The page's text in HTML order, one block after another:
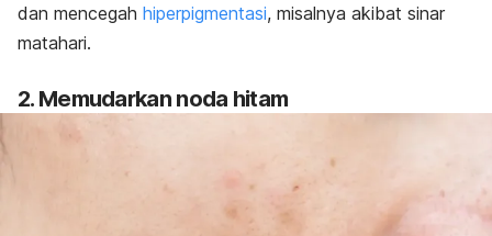
dan mencegah hiperpigmentasi, misalnya akibat sinar
matahari.
2. Memudarkan noda hitam